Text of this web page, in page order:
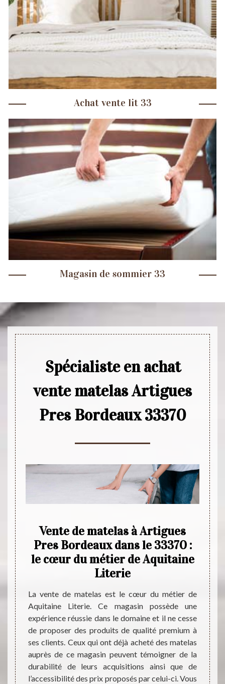
Achat vente lit 33
Magasin de sommier 33
Spécialiste en achat
vente matelas Artigues
Pres Bordeaux 33370
si
de
est
un
dans
des
du
Vente de matelas à Artigues
Pres Bordeaux dans le 33370 :
le cœur du métier de Aquitaine
Literie
La vente de matelas est le cœur du métier de
Aquitaine Literie. Ce magasin possède une
expérience réussie dans le domaine et il ne cesse
de proposer des produits de qualité premium à
ses clients. Ceux qui ont déjà acheté des matelas
auprès de ce magasin peuvent témoigner de la
durabilité de leurs acquisitions ainsi que de
l’accessibilité des prix proposés par celui-ci. Vous